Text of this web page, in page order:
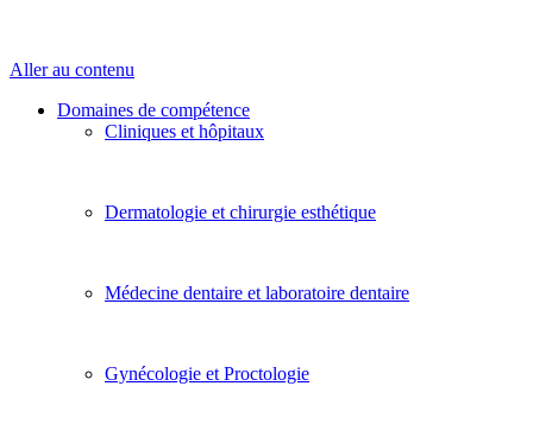
Aller au contenu
Domaines de compétence
Cliniques et hôpitaux
Dermatologie et chirurgie esthétique
Médecine dentaire et laboratoire dentaire
Gynécologie et Proctologie